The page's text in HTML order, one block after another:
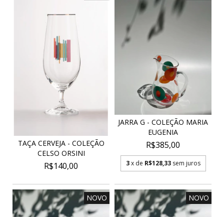
TAÇA CERVEJA - COLEÇÃO
CELSO ORSINI
R$140,00
JARRA G - COLEÇÃO MARIA
EUGENIA
R$385,00
3 x de R$128,33 sem juros
NOVO NOVO